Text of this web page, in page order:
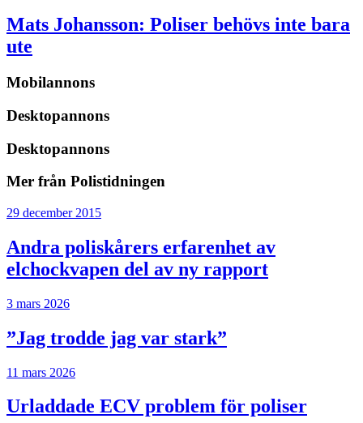
Mats Johansson: Poliser behövs inte bara
ute
Mobilannons
Desktopannons
Desktopannons
Mer från Polistidningen
29 december 2015
Andra poliskårers erfarenhet av
elchockvapen del av ny rapport
3 mars 2026
”Jag trodde jag var stark”
11 mars 2026
Urladdade ECV problem för poliser